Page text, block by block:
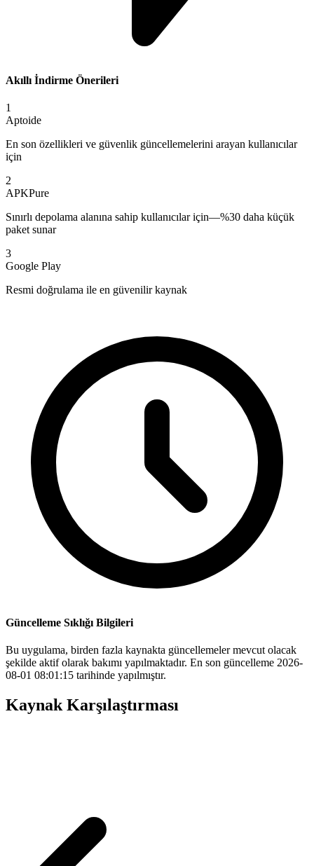
Akıllı İndirme Önerileri
1
Aptoide
En son özellikleri ve güvenlik güncellemelerini arayan kullanıcılar
için
2
APKPure
Sınırlı depolama alanına sahip kullanıcılar için—%30 daha küçük
paket sunar
3
Google Play
Resmi doğrulama ile en güvenilir kaynak
Güncelleme Sıklığı Bilgileri
Bu uygulama, birden fazla kaynakta güncellemeler mevcut olacak
şekilde aktif olarak bakımı yapılmaktadır. En son güncelleme 2026-
08-01 08:01:15 tarihinde yapılmıştır.
Kaynak Karşılaştırması